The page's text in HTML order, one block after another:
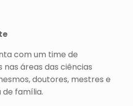
com um time de
áreas das ciências
doutores, mestres e
família.